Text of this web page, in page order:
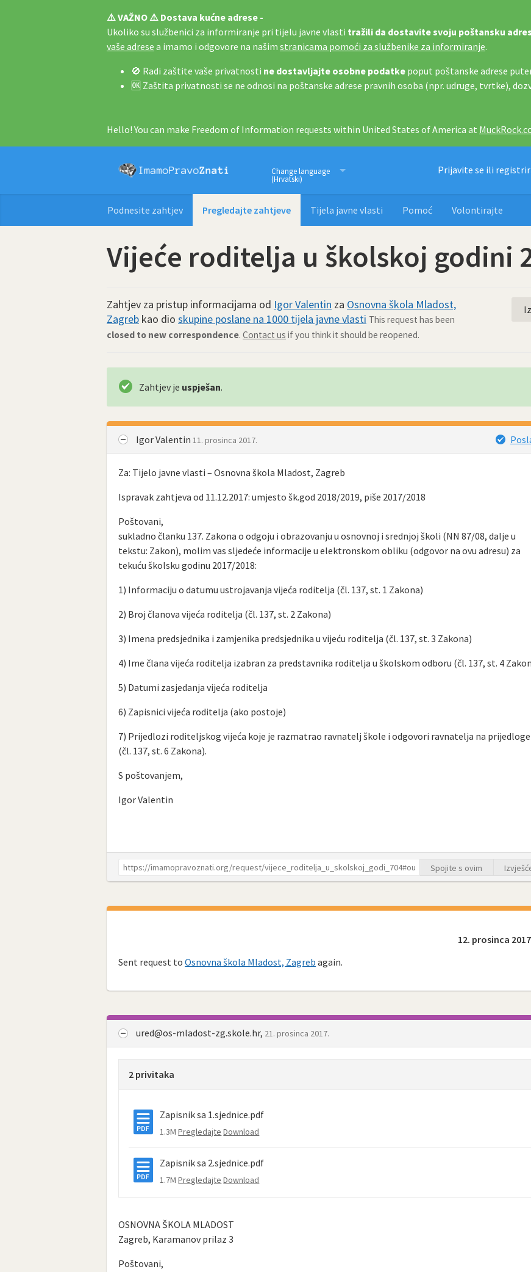
⚠️ VAŽNO ⚠️ Dostava kućne adrese -
Ukoliko su službenici za informiranje pri tijelu javne vlasti tražili da dostavite svoju poštansku
vaše adrese a imamo i odgovore na našim stranicama pomoći za službenike za informiranje.
🚫 Radi zaštite vaše privatnosti ne dostavljajte osobne podatke poput poštanske adrese
🆗 Zaštita privatnosti se ne odnosi na poštanske adrese pravnih osoba (npr. udruge, tvrtke),
Hello! You can make Freedom of Information requests within United States of America at
Imamo pravo znati
Change language
(Hrvatski)
Prijavite se ili
Podnesite zahtjev Pregledajte zahtjeve Tijela javne vlasti Pomoć Volontirajte
Vijeće roditelja u školskoj godini
Zahtjev za pristup informacijama od Igor Valentin za Osnovna škola Mladost,
Zagreb kao dio skupine poslane na 1000 tijela javne vlasti This request has been
closed to new correspondence. Contact us if you think it should be reopened.
Zahtjev je uspješan.
Igor Valentin 11. prosinca 2017.
Za: Tijelo javne vlasti – Osnovna škola Mladost, Zagreb
Ispravak zahtjeva od 11.12.2017: umjesto šk.god 2018/2019, piše 2017/2018
Poštovani,
sukladno članku 137. Zakona o odgoju i obrazovanju u osnovnoj i srednjoj školi (NN 87/08, dalje u
tekstu: Zakon), molim vas sljedeće informacije u elektronskom obliku (odgovor na ovu adresu) za
tekuću školsku godinu 2017/2018:
1) Informaciju o datumu ustrojavanja vijeća roditelja (čl. 137, st. 1 Zakona)
2) Broj članova vijeća roditelja (čl. 137, st. 2 Zakona)
3) Imena predsjednika i zamjenika predsjednika u vijeću roditelja (čl. 137, st. 3 Zakona)
4) Ime člana vijeća roditelja izabran za predstavnika roditelja u školskom odboru (čl. 137, st. 4
5) Datumi zasjedanja vijeća roditelja
6) Zapisnici vijeća roditelja (ako postoje)
7) Prijedlozi roditeljskog vijeća koje je razmatrao ravnatelj škole i odgovori ravnatelja na prijedloge
(čl. 137, st. 6 Zakona).
S poštovanjem,
Igor Valentin
Spojite s ovim
12. prosinca
Sent request toOsnovna škola Mladost, Zagreb again.
ured@os-mladost-zg.skole.hr, 21. prosinca 2017.
2 privitaka
Zapisnik sa 1.sjednice.pdf
1.3MPregledajte Download
Zapisnik sa 2.sjednice.pdf
1.7MPregledajte Download
OSNOVNA ŠKOLA MLADOST
Zagreb, Karamanov prilaz 3
Poštovani,